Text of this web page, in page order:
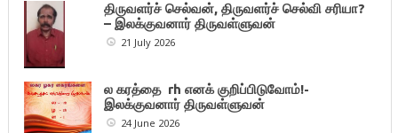
திருவளர்ச் செல்வன், திருவளர்ச் செல்வி சரியா?
– இலக்குவனார் திருவள்ளுவன்
21 July 2026
ல கரத்தை rh எனக் குறிப்பிடுவோம்!-
இலக்குவனார் திருவள்ளுவன்
24 June 2026